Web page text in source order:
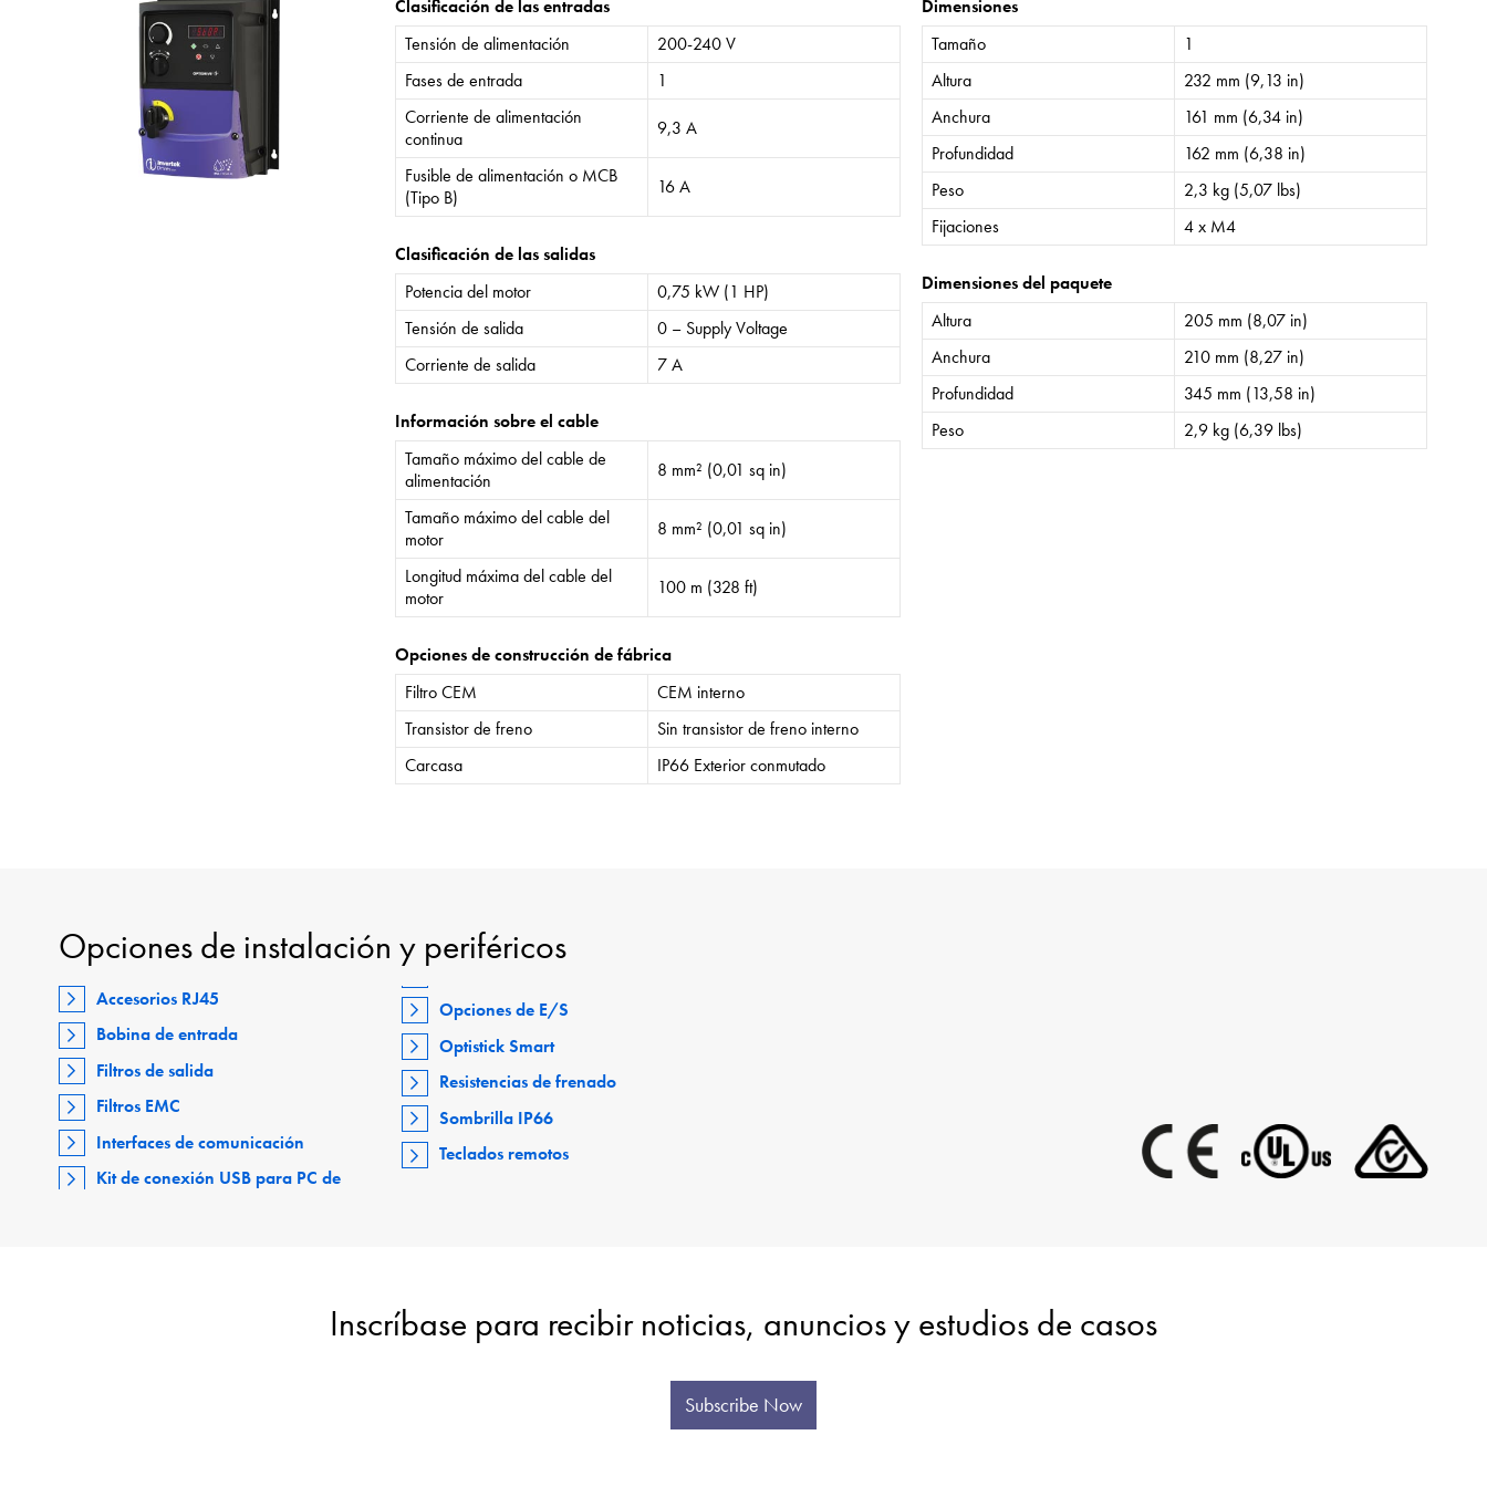
Clasificación de las entradas
Tensión de alimentación
200-240 V
Fases de entrada
1
Corriente de alimentación
continua
9,3 A
Fusible de alimentación o MCB
(Tipo B)
16 A
Clasificación de las salidas
Potencia del motor
0,75 kW (1 HP)
Tensión de salida
0 – Supply Voltage
Corriente de salida
7 A
Información sobre el cable
Tamaño máximo del cable de
alimentación
8 mm² (0,01 sq in)
Tamaño máximo del cable del
motor
8 mm² (0,01 sq in)
Longitud máxima del cable del
motor
100 m (328 ft)
Opciones de construcción de fábrica
Filtro CEM
CEM interno
Transistor de freno
Sin transistor de freno interno
Carcasa
IP66 Exterior conmutado
Dimensiones
Tamaño
1
Altura
232 mm (9,13 in)
Anchura
161 mm (6,34 in)
Profundidad
162 mm (6,38 in)
Peso
2,3 kg (5,07 lbs)
Fijaciones
4 x M4
Dimensiones del paquete
Altura
205 mm (8,07 in)
Anchura
210 mm (8,27 in)
Profundidad
345 mm (13,58 in)
Peso
2,9 kg (6,39 lbs)
Opciones de instalación y periféricos
Accesorios RJ45
Bobina de entrada
Filtros de salida
Filtros EMC
Interfaces de comunicación
Kit de conexión USB para PC de
Opciones de E/S
Optistick Smart
Resistencias de frenado
Sombrilla IP66
Teclados remotos
Inscríbase para recibir noticias, anuncios y estudios de casos
Subscribe Now